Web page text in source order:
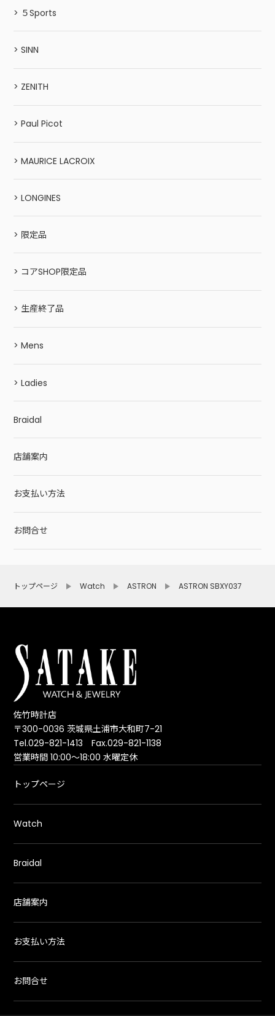
> ５Sports
> SINN
> ZENITH
> Paul Picot
> MAURICE LACROIX
> LONGINES
> 限定品
> コアSHOP限定品
> 生産終了品
> Mens
> Ladies
Braidal
店舗案内
お支払い方法
お問合せ
トップページ Watch ASTRON ASTRON SBXY037
佐竹時計店
〒300-0036 茨城県土浦市大和町7-21
Tel.029-821-1413 Fax.029-821-1138
営業時間 10:00～18:00 水曜定休
トップページ
Watch
Braidal
店舗案内
お支払い方法
お問合せ